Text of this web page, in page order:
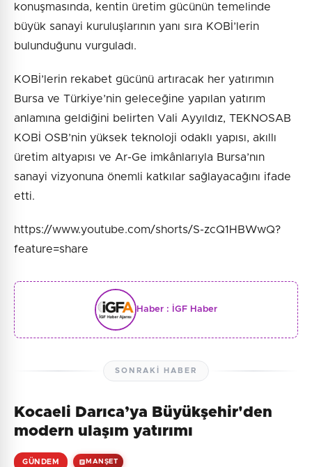
konuşmasında, kentin üretim gücünün temelinde
büyük sanayi kuruluşlarının yanı sıra KOBİ’lerin
bulunduğunu vurguladı.
KOBİ’lerin rekabet gücünü artıracak her yatırımın
Bursa ve Türkiye’nin geleceğine yapılan yatırım
anlamına geldiğini belirten Vali Ayyıldız, TEKNOSAB
KOBİ OSB’nin yüksek teknoloji odaklı yapısı, akıllı
üretim altyapısı ve Ar-Ge imkânlarıyla Bursa’nın
sanayi vizyonuna önemli katkılar sağlayacağını ifade
etti.
https://www.youtube.com/shorts/S-zcQ1HBWwQ?
feature=share
Haber : İGF Haber
SONRAKI HABER
Kocaeli Darıca’ya Büyükşehir'den
modern ulaşım yatırımı
GÜNDEM MANŞET